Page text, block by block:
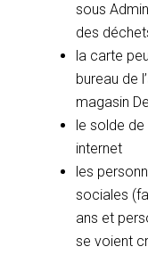
sous
des
la carte
bureau de
magasin
le solde
internet
les
sociales
ans et
se voient